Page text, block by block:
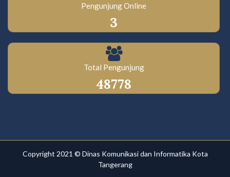
Pengunjung Online
3
Total Pengunjung
48778
Copyright 2021 © Dinas Komunikasi dan Informatika Kota
Tangerang